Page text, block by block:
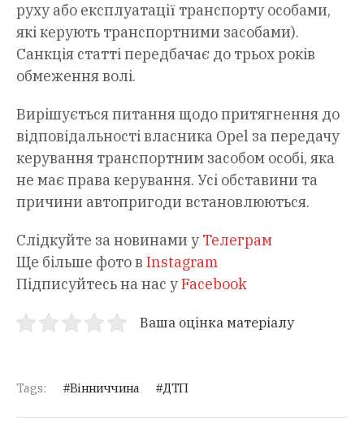
руху або експлуатації транспорту особами,
які керують транспортними засобами).
Санкція статті передбачає до трьох років
обмеження волі.
Вирішується питання щодо притягнення до
відповідальності власника Opel за передачу
керування транспортним засобом особі, яка
не має права керування. Усі обставини та
причини автопригоди встановлюються.
Слідкуйте за новинами у Телеграм
Ще більше фото в Instagram
Підписуйтесь на нас уFacebook
Ваша оцінка матеріалу
Tags: Вінниччина ДТП